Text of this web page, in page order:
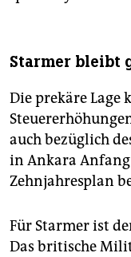
Starmer bleibt
Die prekäre Lage
auch bezüglich
in Ankara
Zehnjahresplan
Für Starmer ist
Das britische